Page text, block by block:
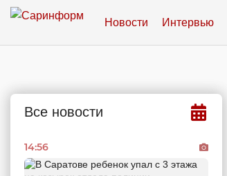
Новости Интервью
Все новости
14:56